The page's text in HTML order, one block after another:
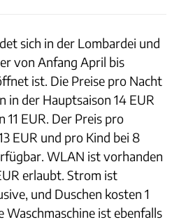
sich in der Lombardei und
von Anfang April bis
ist. Die Preise pro Nacht
in der Hauptsaison 14 EUR
11 EUR. Der Preis pro
EUR und pro Kind bei 8
WLAN ist vorhanden
erlaubt. Strom ist
und Duschen kosten 1
Waschmaschine ist ebenfalls